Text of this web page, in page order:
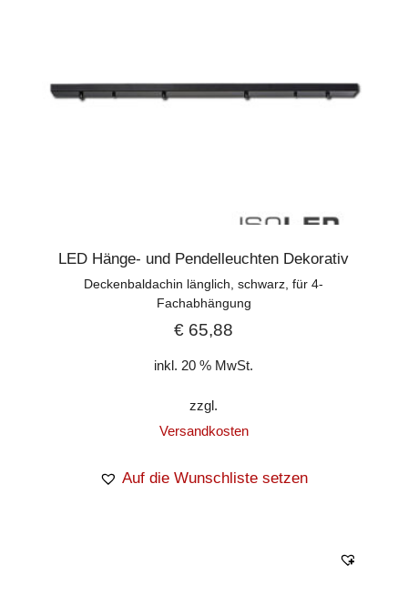
LED Hänge- und Pendelleuchten Dekorativ
Deckenbaldachin länglich, schwarz, für 4-
Fachabhängung
€ 65,88
inkl. 20 % MwSt.
zzgl.
Versandkosten
Auf die Wunschliste setzen